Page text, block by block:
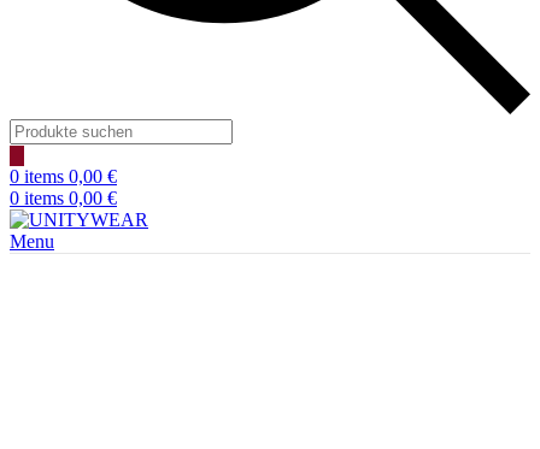
Products
search
0 items 0,00 €
0 items 0,00 €
Menu